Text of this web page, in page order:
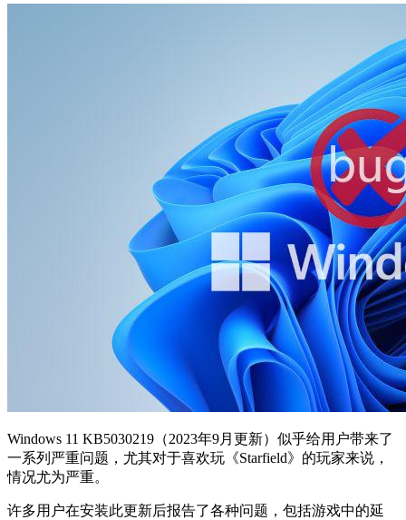
Windows 11 KB5030219（2023年9月更新）似乎给用户带来了
一系列严重问题，尤其对于喜欢玩《Starfield》的玩家来说，
情况尤为严重。
许多用户在安装此更新后报告了各种问题，包括游戏中的延